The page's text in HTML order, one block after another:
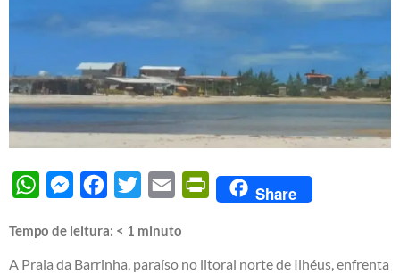
WhatsAppMessengerFacebook
Twitter Email PrintFriendly
Share
Tempo de leitura: < 1 minuto
A Praia da Barrinha, paraíso no litoral norte de Ilhéus, enfrenta